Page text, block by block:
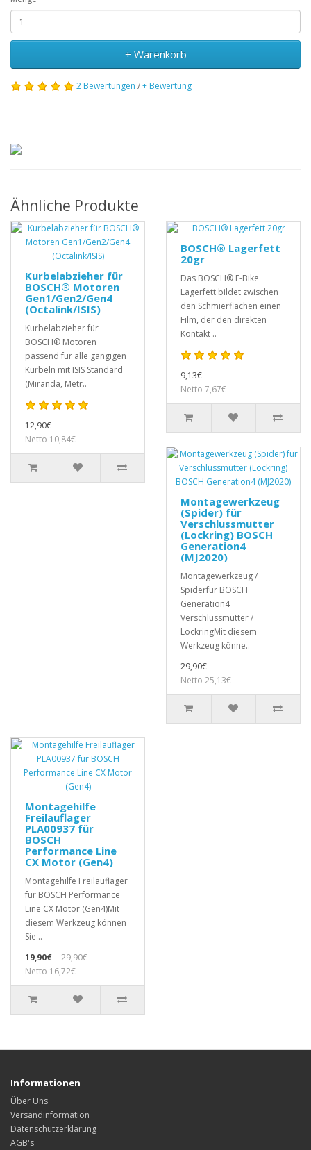
+ Warenkorb
2 Bewertungen /+ Bewertung
Ähnliche Produkte
Kurbelabzieher für
BOSCH® Motoren
Gen1/Gen2/Gen4
(Octalink/ISIS)
Kurbelabzieher für
BOSCH® Motoren
passend für alle gängigen
Kurbeln mit ISIS Standard
(Miranda, Metr..
12,90€
Netto 10,84€
BOSCH® Lagerfett
20gr
Das BOSCH® E-Bike
Lagerfett bildet zwischen
den Schmierflächen einen
Film, der den direkten
Kontakt ..
9,13€
Netto 7,67€
Montagewerkzeug
(Spider) für
Verschlussmutter
(Lockring) BOSCH
Generation4
(MJ2020)
Montagewerkzeug /
Spiderfür BOSCH
Generation4
Verschlussmutter /
LockringMit diesem
Werkzeug könne..
29,90€
Netto 25,13€
Montagehilfe
Freilauflager
PLA00937 für
BOSCH
Performance Line
CX Motor (Gen4)
Montagehilfe Freilauflager
für BOSCH Performance
Line CX Motor (Gen4)Mit
diesem Werkzeug können
Sie ..
19,90€
29,90€
Netto 16,72€
Informationen
Über Uns
Versandinformation
Datenschutzerklärung
AGB's